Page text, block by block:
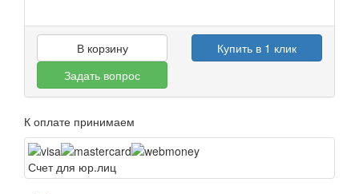
В корзину
Купить в 1 клик
Задать вопрос
К оплате принимаем
Счет для юр.лиц